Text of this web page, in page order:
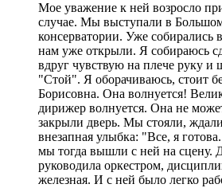
Мое уважение к ней возросло
случае. Мы выступали в
консерватории. Уже собирались
нам уже открыли. Я собираюсь
вдруг чувствую на плече руку и
"Стой". Я оборачиваюсь, стоит
Борисовна. Она волнуется!
дирижер волнуется. Она не
закрыли дверь. Мы стояли,
внезапная улыбка: "Все, я
мы тогда вышли с ней на сцену.
руководила оркестром,
железная. И с ней было легко